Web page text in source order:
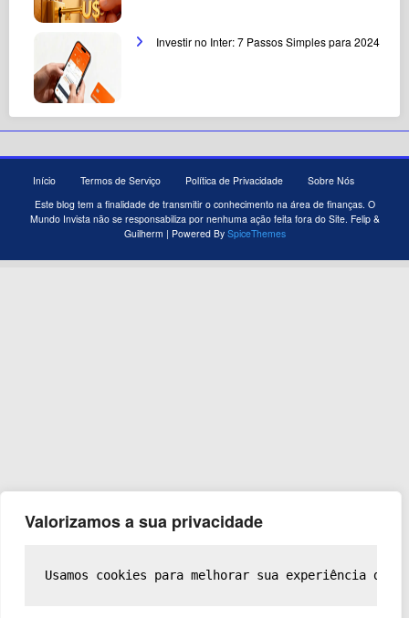
Valorizamos a sua privacidade
Usamos cookies para melhorar sua experiência
Investir no Inter: 7 Passos Simples para 2024
Início Termos de Serviço Política de Privacidade
Sobre Nós
Este blog tem a finalidade de transmitir o conhecimento na área de finanças. O
Mundo Invista não se responsabiliza por nenhuma ação feita fora do Site. Felip &
Guilherm | Powered By SpiceThemes